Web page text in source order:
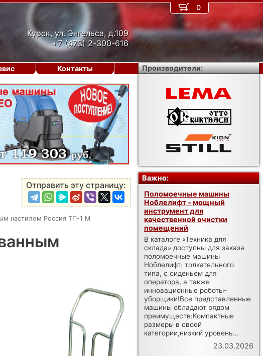
Курск, ул. Энгельса, д.109
+7 (473) 2-300-616
›
Отправить эту страницу:
настилом Россия ТП-1 M
0
Контакты Производители:
Важно:
Поломоечные машины
Ноблелифт – мощный
инструмент для
качественной очистки
помещений
В каталоге «Техника для
склада» доступны для заказа
поломоечные машины
Ноблелифт: толкательного
типа, с сиденьем для
оператора, а также
инновационные роботы-
уборщики!Все представленные
машины обладают рядом
преимуществ:Компактные
размеры в своей
категории,низкий уровень...
23.03.2026